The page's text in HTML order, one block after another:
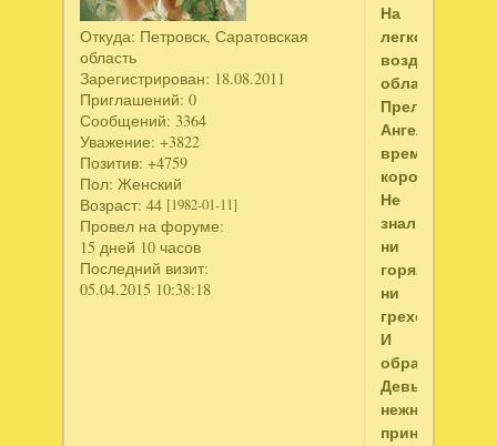
Откуда: Петровск, Саратовская
область
Зарегистрирован: 18.08.2011
Приглашений: 0
Сообщений: 3364
Уважение: +3822
Позитив: +4759
Пол: Женский
Возраст: 44 [1982-01-11]
Провел на форуме:
15 дней 10 часов
Последний визит:
05.04.2015 10:38:18
На
легкости
воздушных
облаков,
Прелестный
Ангел
время
коротал.
Не
знал
ни
горя,
ни
грехов
И
образ
Девы
нежной
принимал.